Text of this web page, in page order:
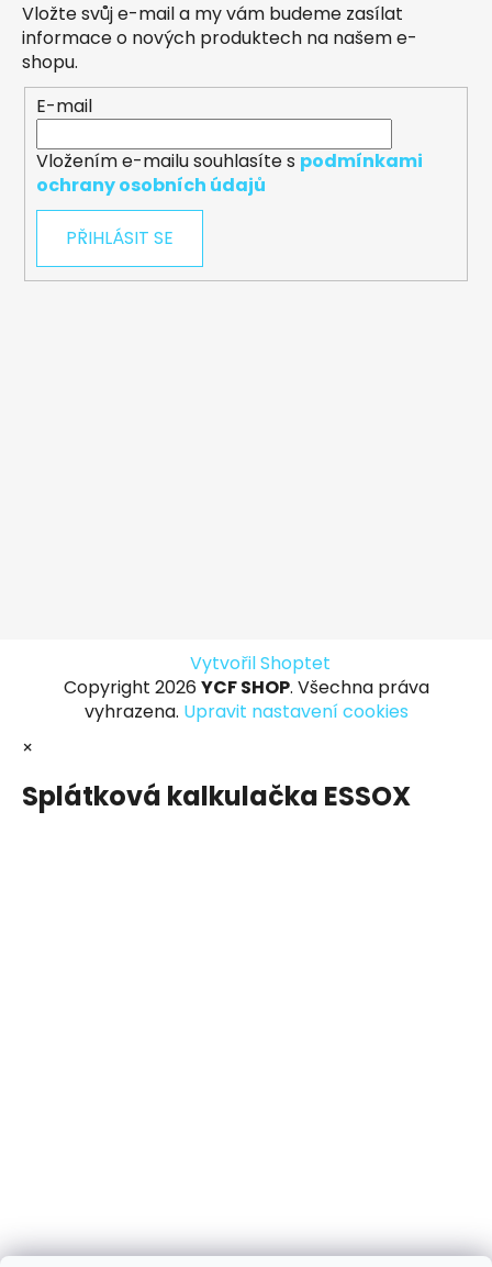
Vložte svůj e-mail a my vám budeme zasílat
informace o nových produktech na našem e-
shopu.
E-mail
Vložením e-mailu souhlasíte s podmínkami
ochrany osobních údajů
PŘIHLÁSIT SE
Vytvořil Shoptet
Copyright 2026 YCF SHOP. Všechna práva
vyhrazena. Upravit nastavení cookies
×
Splátková kalkulačka ESSOX